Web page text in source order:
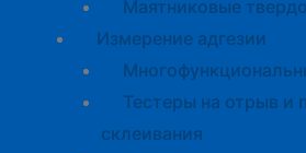
Маятниковые
Измерение адгезии
Тестеры на отрыв и
склеивания